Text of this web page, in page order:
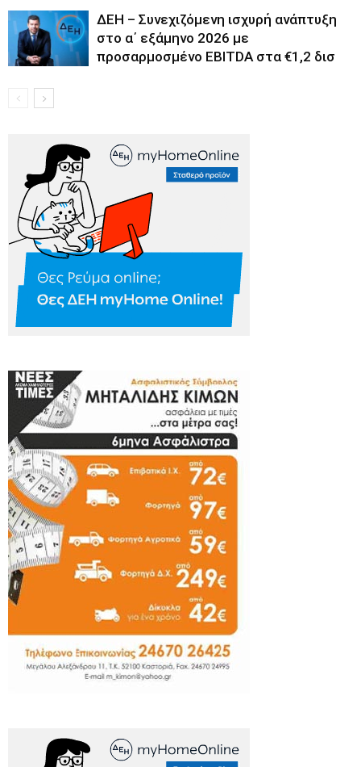
ΔΕΗ – Συνεχιζόμενη ισχυρή ανάπτυξη
στο α΄ εξάμηνο 2026 με
προσαρμοσμένο EBITDA στα €1,2 δισ